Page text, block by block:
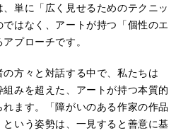
単に「広く見せるためのテクニッ
はなく、アートが持つ「個性のエ
プローチです。
方々と対話する中で、私たちは
組みを超えた、アートが持つ本質的
ます。「障がいのある作家の作品
いう姿勢は、一見すると善意に基